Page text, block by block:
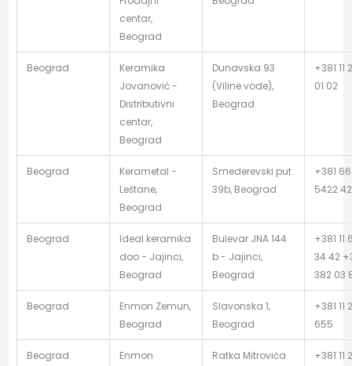
centar,
Beograd
Beograd
Keramika
Jovanović -
Distributivni
centar,
Beograd
Dunavska 93
(Viline vode),
Beograd
+381 11
01 02
Beograd
Kerametal -
Leštane,
Beograd
Smederevski put
39b, Beograd
+381 66
5422
Beograd
Ideal keramika
doo - Jajinci,
Beograd
Bulevar JNA 144
b - Jajinci,
Beograd
+381 11
34 42
382 03
Beograd
Enmon Zemun,
Beograd
Slavonska 1,
Beograd
+381 11
655
Beograd
Enmon
Ratka Mitrovića
+381 11